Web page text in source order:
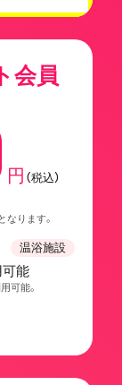
会員
円 （税込）
なります。
温浴施設
可能
可能。